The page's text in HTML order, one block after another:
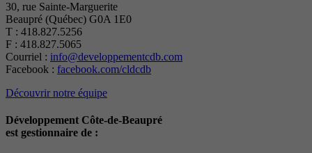
30, rue Sainte-Marguerite
Beaupré (Québec) G0A 1E0
T : 418.827.5256
F : 418.827.5065
Courriel : info@developpementcdb.com
Facebook : facebook.com/cldcdb
Découvrir notre équipe
Développement Côte-de-Beaupré
est gestionnaire de :